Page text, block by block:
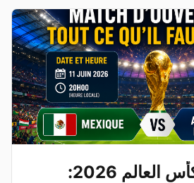
مباراة افتتاح كأس العالم 2026: